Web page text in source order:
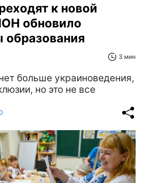
к новой
обновило
образования
3 мин
больше украиноведения,
но это не все